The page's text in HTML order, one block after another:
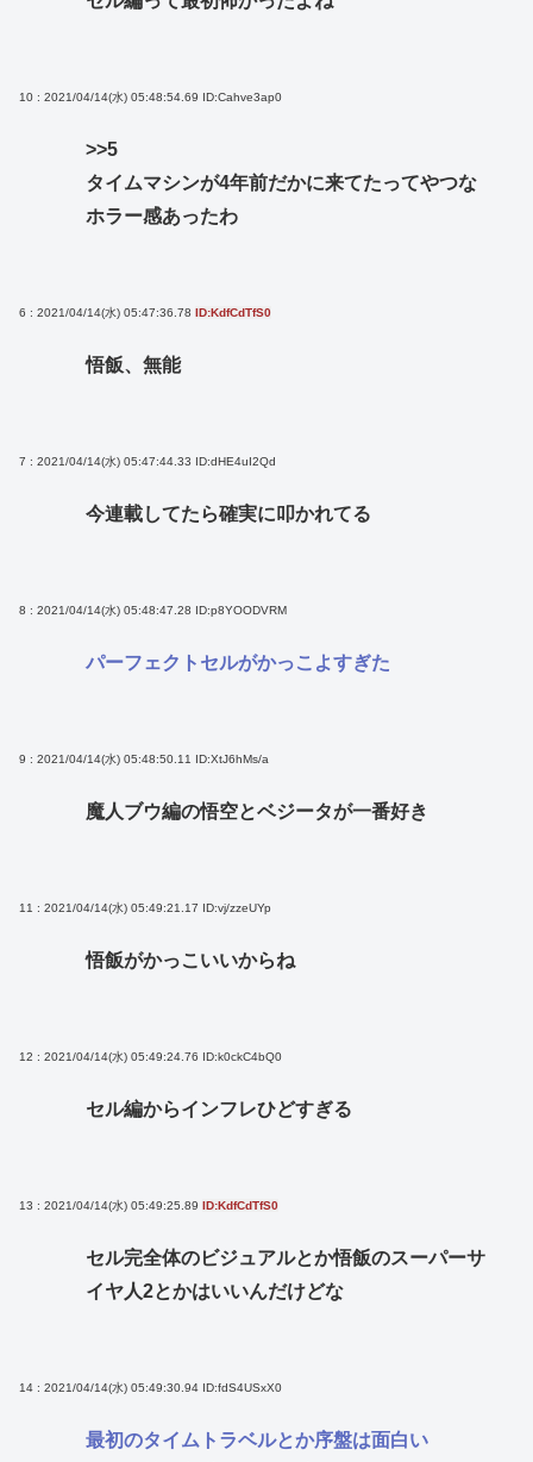
10 : 2021/04/14(水) 05:48:54.69 ID:Cahve3ap0
>>5
タイムマシンが4年前だかに来てたってやつな
ホラー感あったわ
6 : 2021/04/14(水) 05:47:36.78 ID:KdfCdTfS0
悟飯、無能
7 : 2021/04/14(水) 05:47:44.33 ID:dHE4uI2Qd
今連載してたら確実に叩かれてる
8 : 2021/04/14(水) 05:48:47.28 ID:p8YOODVRM
パーフェクトセルがかっこよすぎた
9 : 2021/04/14(水) 05:48:50.11 ID:XtJ6hMs/a
魔人ブウ編の悟空とベジータが一番好き
11 : 2021/04/14(水) 05:49:21.17 ID:vj/zzeUYp
悟飯がかっこいいからね
12 : 2021/04/14(水) 05:49:24.76 ID:k0ckC4bQ0
セル編からインフレひどすぎる
13 : 2021/04/14(水) 05:49:25.89 ID:KdfCdTfS0
セル完全体のビジュアルとか悟飯のスーパーサ
イヤ人2とかはいいんだけどな
14 : 2021/04/14(水) 05:49:30.94 ID:fdS4USxX0
最初のタイムトラベルとか序盤は面白い